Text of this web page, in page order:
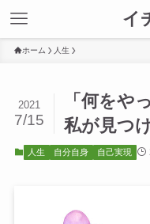
イ
ホーム 人生
「何をや
私が見つ
2021
7/15
人生 自分自身 自己実現